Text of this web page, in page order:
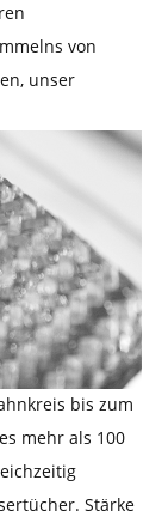
von
unser
bis zum
mehr als 100
Stärke